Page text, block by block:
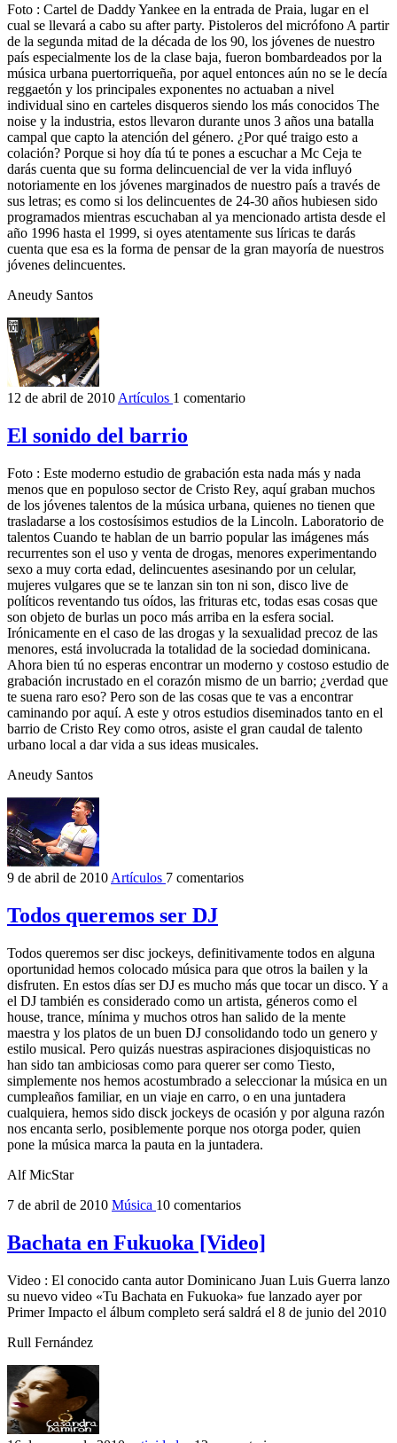
Foto : Cartel de Daddy Yankee en la entrada de Praia, lugar en el
cual se llevará a cabo su after party. Pistoleros del micrófono A partir
de la segunda mitad de la década de los 90, los jóvenes de nuestro
país especialmente los de la clase baja, fueron bombardeados por la
música urbana puertorriqueña, por aquel entonces aún no se le decía
reggaetón y los principales exponentes no actuaban a nivel
individual sino en carteles disqueros siendo los más conocidos The
noise y la industria, estos llevaron durante unos 3 años una batalla
campal que capto la atención del género. ¿Por qué traigo esto a
colación? Porque si hoy día tú te pones a escuchar a Mc Ceja te
darás cuenta que su forma delincuencial de ver la vida influyó
notoriamente en los jóvenes marginados de nuestro país a través de
sus letras; es como si los delincuentes de 24-30 años hubiesen sido
programados mientras escuchaban al ya mencionado artista desde el
año 1996 hasta el 1999, si oyes atentamente sus líricas te darás
cuenta que esa es la forma de pensar de la gran mayoría de nuestros
jóvenes delincuentes.
Aneudy Santos
12 de abril de 2010 Artículos 1 comentario
El sonido del barrio
Foto : Este moderno estudio de grabación esta nada más y nada
menos que en populoso sector de Cristo Rey, aquí graban muchos
de los jóvenes talentos de la música urbana, quienes no tienen que
trasladarse a los costosísimos estudios de la Lincoln. Laboratorio de
talentos Cuando te hablan de un barrio popular las imágenes más
recurrentes son el uso y venta de drogas, menores experimentando
sexo a muy corta edad, delincuentes asesinando por un celular,
mujeres vulgares que se te lanzan sin ton ni son, disco live de
políticos reventando tus oídos, las frituras etc, todas esas cosas que
son objeto de burlas un poco más arriba en la esfera social.
Irónicamente en el caso de las drogas y la sexualidad precoz de las
menores, está involucrada la totalidad de la sociedad dominicana.
Ahora bien tú no esperas encontrar un moderno y costoso estudio de
grabación incrustado en el corazón mismo de un barrio; ¿verdad que
te suena raro eso? Pero son de las cosas que te vas a encontrar
caminando por aquí. A este y otros estudios diseminados tanto en el
barrio de Cristo Rey como otros, asiste el gran caudal de talento
urbano local a dar vida a sus ideas musicales.
Aneudy Santos
9 de abril de 2010 Artículos 7 comentarios
Todos queremos ser DJ
Todos queremos ser disc jockeys, definitivamente todos en alguna
oportunidad hemos colocado música para que otros la bailen y la
disfruten. En estos días ser DJ es mucho más que tocar un disco. Y a
el DJ también es considerado como un artista, géneros como el
house, trance, mínima y muchos otros han salido de la mente
maestra y los platos de un buen DJ consolidando todo un genero y
estilo musical. Pero quizás nuestras aspiraciones disjoquisticas no
han sido tan ambiciosas como para querer ser como Tiesto,
simplemente nos hemos acostumbrado a seleccionar la música en un
cumpleaños familiar, en un viaje en carro, o en una juntadera
cualquiera, hemos sido disck jockeys de ocasión y por alguna razón
nos encanta serlo, posiblemente porque nos otorga poder, quien
pone la música marca la pauta en la juntadera.
Alf MicStar
7 de abril de 2010 Música 10 comentarios
Bachata en Fukuoka [Video]
Video : El conocido canta autor Dominicano Juan Luis Guerra lanzo
su nuevo video «Tu Bachata en Fukuoka» fue lanzado ayer por
Primer Impacto el álbum completo será saldrá el 8 de junio del 2010
Rull Fernández